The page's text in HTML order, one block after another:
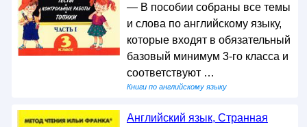
— В пособии собраны все темы
и слова по английскому языку,
которые входят в обязательный
базовый минимум 3-го класса и
соответствуют …
Книги по английскому языку
Английский язык, Странная